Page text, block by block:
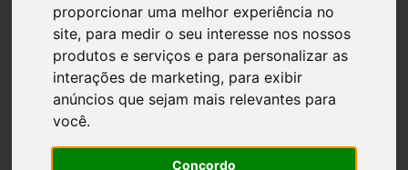
proporcionar uma melhor experiência no
site, para medir o seu interesse nos nossos
produtos e serviços e para personalizar as
interações de marketing, para exibir
anúncios que sejam mais relevantes para
você.
Concordo